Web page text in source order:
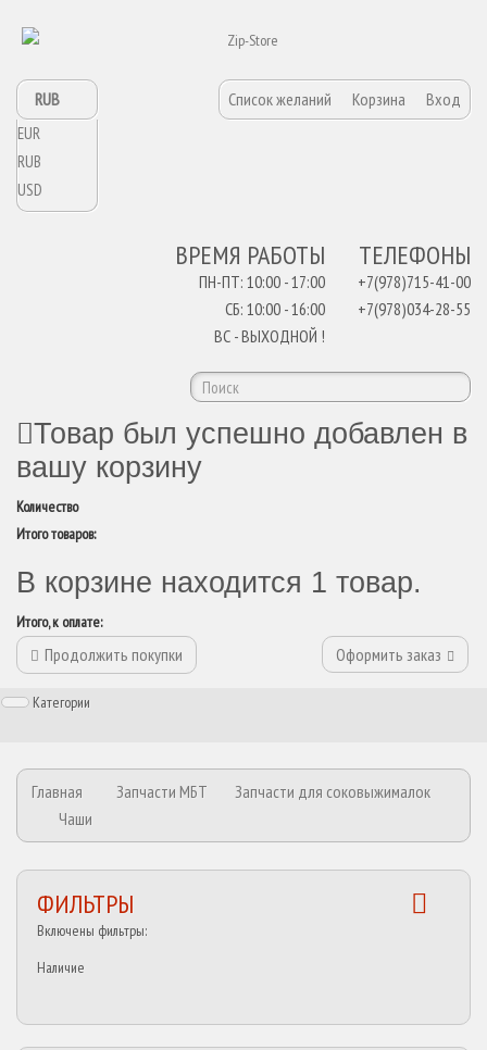
Список желаний Корзина Вход
RUB
EUR
RUB
USD
ТЕЛЕФОНЫ
+7(978)715-41-00
+7(978)034-28-55
ВРЕМЯ РАБОТЫ
ПН-ПТ: 10:00 - 17:00
СБ: 10:00 - 16:00
ВС - ВЫХОДНОЙ !
Товар был успешно добавлен в
вашу корзину
Количество
Итого товаров:
В корзине находится 1 товар.
Итого, к оплате:
Продолжить покупки Оформить заказ
Категории
Главная Запчасти МБТ
Запчасти для соковыжималок
Чаши
ФИЛЬТРЫ
Включены фильтры:
Наличие